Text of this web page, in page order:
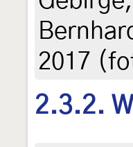
2017
2.3.2.